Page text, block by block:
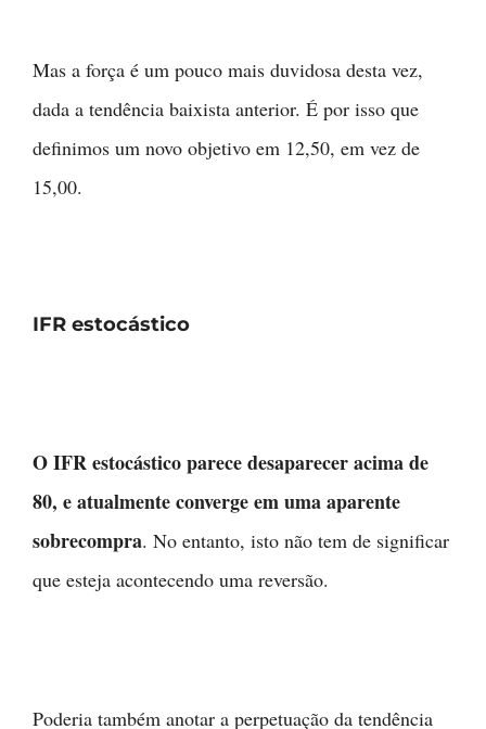
Mas a força é um pouco mais duvidosa desta vez,
dada a tendência baixista anterior. É por isso que
definimos um novo objetivo em 12,50, em vez de
15,00.
IFR estocástico
O IFR estocástico parece desaparecer acima de
80, e atualmente converge em uma aparente
sobrecompra. No entanto, isto não tem de significar
que esteja acontecendo uma reversão.
Poderia também anotar a perpetuação da tendência